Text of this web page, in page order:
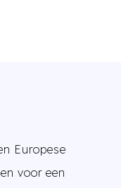
Europese
voor een